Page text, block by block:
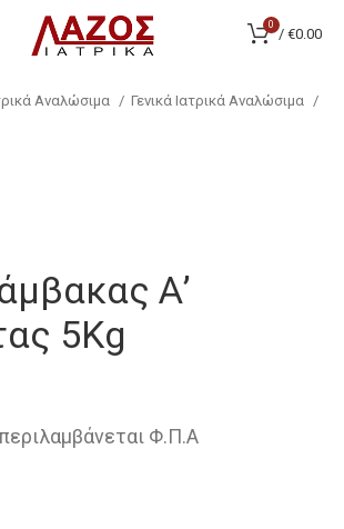
0
/ €0.00
Αναλώσιμα
Γενικά Ιατρικά Αναλώσιμα
Α’
5Kg
Φ.Π.Α